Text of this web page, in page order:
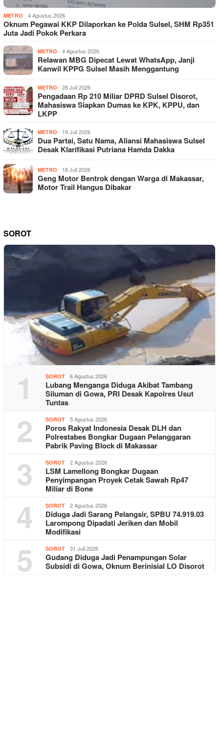
METRO 4 Agustus 2026
Oknum Pegawai KKP Dilaporkan ke Polda Sulsel, SHM Rp351
Juta Jadi Pokok Perkara
METRO 4 Agustus 2026
Relawan MBG Dipecat Lewat WhatsApp, Janji
Kanwil KPPG Sulsel Masih Menggantung
METRO 28 Juli 2026
Pengadaan Rp 210 Miliar DPRD Sulsel Disorot,
Mahasiswa Siapkan Dumas ke KPK, KPPU, dan
LKPP
METRO 19 Juli 2026
Dua Partai, Satu Nama, Aliansi Mahasiswa Sulsel
Desak Klarifikasi Putriana Hamda Dakka
METRO 18 Juli 2026
Geng Motor Bentrok dengan Warga di Makassar,
Motor Trail Hangus Dibakar
SOROT
1 SOROT 6 Agustus 2026
Lubang Menganga Diduga Akibat Tambang
Siluman di Gowa, PRI Desak Kapolres Usut
Tuntas
2 SOROT 5 Agustus 2026
Poros Rakyat Indonesia Desak DLH dan
Polrestabes Bongkar Dugaan Pelanggaran
Pabrik Paving Block di Makassar
3 SOROT 2 Agustus 2026
LSM Lamellong Bongkar Dugaan
Penyimpangan Proyek Cetak Sawah Rp47
Miliar di Bone
4 SOROT 2 Agustus 2026
Diduga Jadi Sarang Pelangsir, SPBU 74.919.03
Larompong Dipadati Jeriken dan Mobil
Modifikasi
5 SOROT 31 Juli 2026
Gudang Diduga Jadi Penampungan Solar
Subsidi di Gowa, Oknum Berinisial LO Disorot